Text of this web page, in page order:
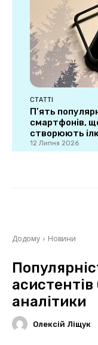
СТАТТІ
П’ять
смартфонів,
створюють
12 Липня 2026